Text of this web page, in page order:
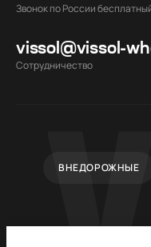
Звонок по России
vissol@vissol-
Cотрудничество
ВНЕДОРОЖНЫЕ